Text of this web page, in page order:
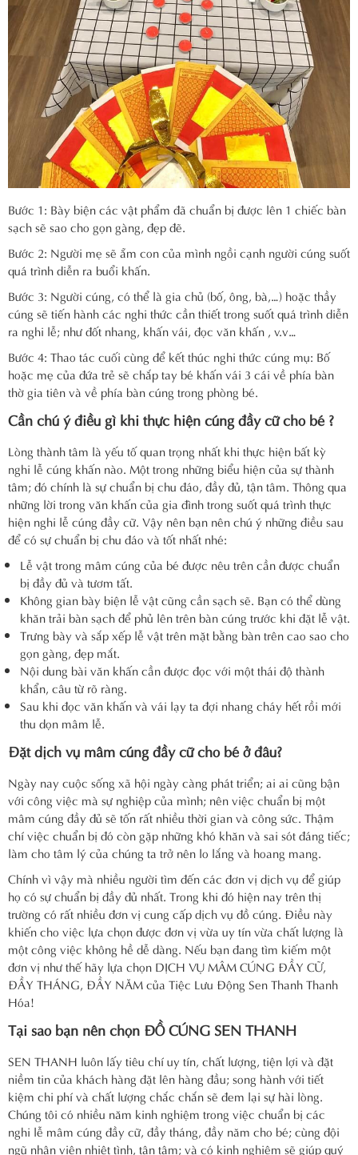
Bước 1: Bày biện các vật phẩm đã chuẩn bị được lên 1 chiếc bàn
sạch sẽ sao cho gọn gàng, đẹp đẽ.
Bước 2: Người mẹ sẽ ẵm con của mình ngồi cạnh người cúng suốt
quá trình diễn ra buổi khấn.
Bước 3: Người cúng, có thể là gia chủ (bố, ông, bà,…) hoặc thầy
cúng sẽ tiến hành các nghi thức cần thiết trong suốt quá trình diễn
ra nghi lễ; như đốt nhang, khấn vái, đọc văn khấn , v.v…
Bước 4: Thao tác cuối cùng để kết thúc nghi thức cúng mụ: Bố
hoặc mẹ của đứa trẻ sẽ chắp tay bé khấn vái 3 cái về phía bàn
thờ gia tiên và về phía bàn cúng trong phòng bé.
Cần chú ý điều gì khi thực hiện cúng đầy cữ cho bé ?
Lòng thành tâm là yếu tố quan trọng nhất khi thực hiện bất kỳ
nghi lễ cúng khấn nào. Một trong những biểu hiện của sự thành
tâm; đó chính là sự chuẩn bị chu đáo, đầy đủ, tận tâm. Thông qua
những lời trong văn khấn của gia đình trong suốt quá trình thực
hiện nghi lễ cúng đầy cữ. Vậy nên bạn nên chú ý những điều sau
để có sự chuẩn bị chu đáo và tốt nhất nhé:
Lễ vật trong mâm cúng của bé được nêu trên cần được chuẩn
bị đầy đủ và tươm tất.
Không gian bày biện lễ vật cũng cần sạch sẽ. Bạn có thể dùng
khăn trải bàn sạch để phủ lên trên bàn cúng trước khi đặt lễ vật.
Trưng bày và sắp xếp lễ vật trên mặt bằng bàn trên cao sao cho
gọn gàng, đẹp mắt.
Nội dung bài văn khấn cần được đọc với một thái độ thành
khẩn, câu từ rõ ràng.
Sau khi đọc văn khấn và vái lạy ta đợi nhang cháy hết rồi mới
thu dọn mâm lễ.
Đặt dịch vụ mâm cúng đầy cữ cho bé ở đâu?
Ngày nay cuộc sống xã hội ngày càng phát triển; ai ai cũng bận
với công việc mà sự nghiệp của mình; nên việc chuẩn bị một
mâm cúng đầy đủ sẽ tốn rất nhiều thời gian và công sức. Thậm
chí việc chuẩn bị đó còn gặp những khó khăn và sai sót đáng tiếc;
làm cho tâm lý của chúng ta trở nên lo lắng và hoang mang.
Chính vì vậy mà nhiều người tìm đến các đơn vị dịch vụ để giúp
họ có sự chuẩn bị đầy đủ nhất. Trong khi đó hiện nay trên thị
trường có rất nhiều đơn vị cung cấp dịch vụ đồ cúng. Điều này
khiến cho việc lựa chọn được đơn vị vừa uy tín vừa chất lượng là
một công việc không hề dễ dàng. Nếu bạn đang tìm kiếm một
đơn vị như thế hãy lựa chọn DỊCH VỤ MÂM CÚNG ĐẦY CỮ,
ĐẦY THÁNG, ĐẦY NĂM của Tiệc Lưu Động Sen Thanh Thanh
Hóa!
Tại sao bạn nên chọn ĐỒ CÚNG SEN THANH
SEN THANH luôn lấy tiêu chí uy tín, chất lượng, tiện lợi và đặt
niềm tin của khách hàng đặt lên hàng đầu; song hành với tiết
kiệm chi phí và chất lượng chắc chắn sẽ đem lại sự hài lòng.
Chúng tôi có nhiều năm kinh nghiệm trong việc chuẩn bị các
nghi lễ mâm cúng đầy cữ, đầy tháng, đầy năm cho bé; cùng đội
ngũ nhân viên nhiệt tình, tận tâm; và có kinh nghiệm sẽ giúp quý